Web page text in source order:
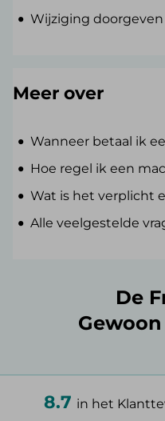
Wijziging doorgeven
Meer over
Wanneer betaal ik
Hoe regel ik een
Wat is het verplicht
Alle veelgestelde
De
8.7 in het